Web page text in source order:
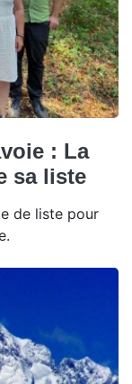
: La
sa liste
de liste pour